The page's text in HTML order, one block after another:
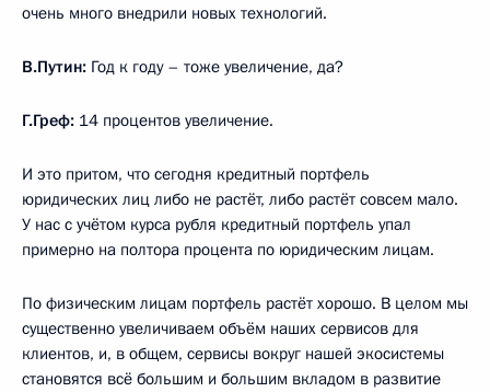
очень много внедрили новых технологий.
В.Путин: Год к году – тоже увеличение, да?
Г.Греф: 14 процентов увеличение.
И это притом, что сегодня кредитный портфель
юридических лиц либо не растёт, либо растёт совсем мало.
У нас с учётом курса рубля кредитный портфель упал
примерно на полтора процента по юридическим лицам.
По физическим лицам портфель растёт хорошо. В целом мы
существенно увеличиваем объём наших сервисов для
клиентов, и, в общем, сервисы вокруг нашей экосистемы
становятся всё большим и большим вкладом в развитие